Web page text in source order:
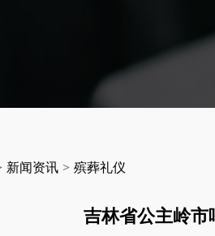
新闻资讯 > 殡葬礼仪
吉林省公主岭市